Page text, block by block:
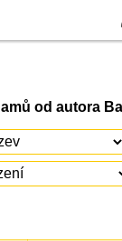
od autora